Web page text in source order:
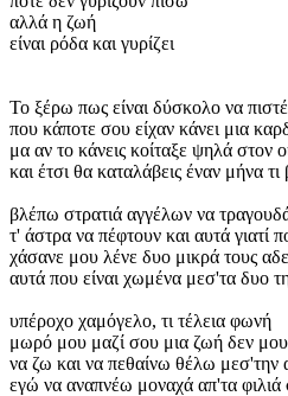
αλλά η ζωή
είναι ρόδα και γυρίζει
Το ξέρω πως είναι δύσκολο να
που κάποτε σου είχαν κάνει μια
μα αν το κάνεις κοίταξε ψηλά στον
και έτσι θα καταλάβεις έναν μήνα
βλέπω στρατιά αγγέλων να
τ' άστρα να πέφτουν και αυτά γιατί
χάσανε μου λένε δυο μικρά τους
αυτά που είναι χωμένα μεσ'τα δυο
υπέροχο χαμόγελο, τι τέλεια φωνή
μωρό μου μαζί σου μια ζωή δεν μου
να ζω και να πεθαίνω θέλω μεσ'την
εγώ να αναπνέω μοναχά απ'τα φιλιά